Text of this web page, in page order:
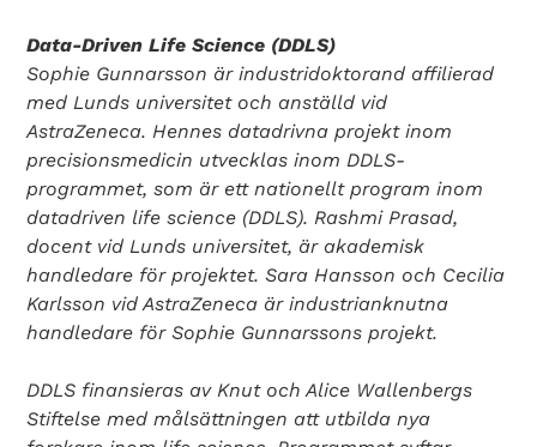
Data-Driven Life Science (DDLS)
Sophie Gunnarsson är industridoktorand affilierad
med Lunds universitet och anställd vid
AstraZeneca. Hennes datadrivna projekt inom
precisionsmedicin utvecklas inom DDLS-
programmet, som är ett nationellt program inom
datadriven life science (DDLS). Rashmi Prasad,
docent vid Lunds universitet, är akademisk
handledare för projektet. Sara Hansson och Cecilia
Karlsson vid AstraZeneca är industrianknutna
handledare för Sophie Gunnarssons projekt.
DDLS finansieras av Knut och Alice Wallenbergs
Stiftelse med målsättningen att utbilda nya